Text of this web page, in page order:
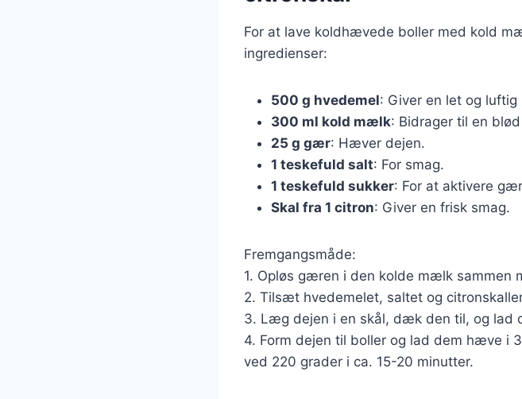
For at lave koldhævede boller med kold
ingredienser:
500 g hvedemel: Giver en let og luftig
300 ml kold mælk: Bidrager til en
25 g gær: Hæver dejen.
1 teskefuld salt: For smag.
1 teskefuld sukker: For at aktivere
Skal fra 1 citron: Giver en frisk smag.
Fremgangsmåde:
1. Opløs gæren i den kolde mælk sammen
2. Tilsæt hvedemelet, saltet og
3. Læg dejen i en skål, dæk den til, og lad
4. Form dejen til boller og lad dem hæve i
ved 220 grader i ca. 15-20 minutter.